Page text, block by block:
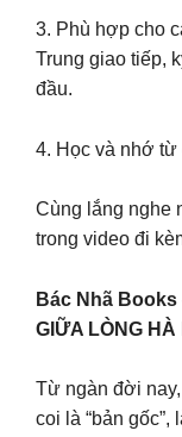
3. Phù hợp cho
Trung giao tiếp,
đầu.
4. Học và nhớ từ
Cùng lắng nghe
trong video đi
Bác Nhã Books
GIỮA LÒNG HÀ
Từ ngàn đời
coi là “bản gốc”,